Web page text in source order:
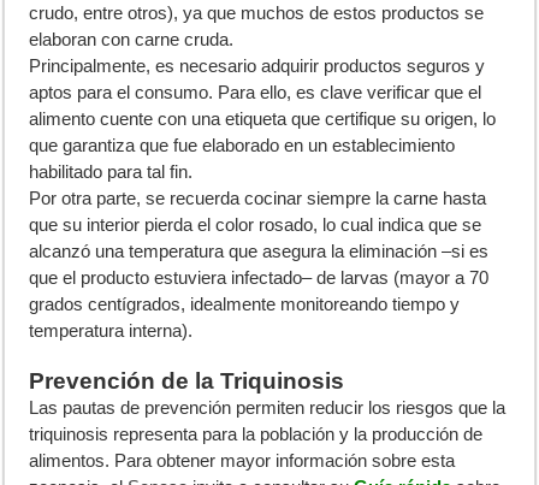
crudo, entre otros), ya que muchos de estos productos se
elaboran con carne cruda.
Principalmente, es necesario adquirir productos seguros y
aptos para el consumo. Para ello, es clave verificar que el
alimento cuente con una etiqueta que certifique su origen, lo
que garantiza que fue elaborado en un establecimiento
habilitado para tal fin.
Por otra parte, se recuerda cocinar siempre la carne hasta
que su interior pierda el color rosado, lo cual indica que se
alcanzó una temperatura que asegura la eliminación –si es
que el producto estuviera infectado– de larvas (mayor a 70
grados centígrados, idealmente monitoreando tiempo y
temperatura interna).
Prevención de la Triquinosis
Las pautas de prevención permiten reducir los riesgos que la
triquinosis representa para la población y la producción de
alimentos. Para obtener mayor información sobre esta